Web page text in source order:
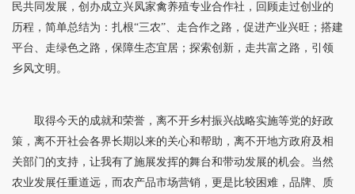
民共同发展，创办成立兴凤家禽养殖专业合作社，回顾走过创业的
历程，简单总结为：扎根“三农”、走合作之路，促进产业兴旺；搭建
平台、走绿色之路，保障生态宜居；探索创新，走共富之路，引领
乡风文明。
取得今天的成就和荣誉，离不开乡村振兴战略实施等党的好政
策，离不开社会各界长期以来的关心和帮助，离不开地方政府及相
关部门的支持，让我有了施展发挥的舞台和带动发展的机会。当然
农业发展任重道远，而农产品市场营销，更是比较困难，品牌、质